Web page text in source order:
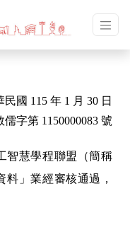
民國 115 年 1 月 30 日
儒字第 1150000083 號
智慧學程聯盟（簡稱
」業經審核通過，